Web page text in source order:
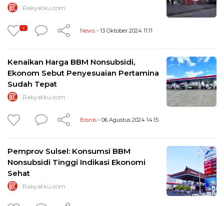
Rakyatku.com
1 News - 13 Oktober 2024 11:11
Kenaikan Harga BBM Nonsubsidi,
Ekonom Sebut Penyesuaian Pertamina
Sudah Tepat
Rakyatku.com
Bisnis - 06 Agustus 2024 14:15
Pemprov Sulsel: Konsumsi BBM
Nonsubsidi Tinggi Indikasi Ekonomi
Sehat
Rakyatku.com